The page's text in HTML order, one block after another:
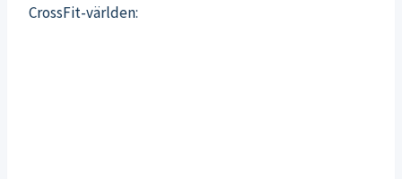
CrossFit-världen: